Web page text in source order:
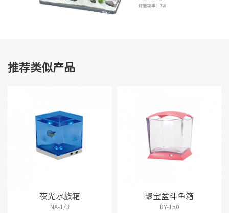
推荐类似产品
夜光水族箱
NA-1/3
聚宝盆斗鱼箱
DY-150